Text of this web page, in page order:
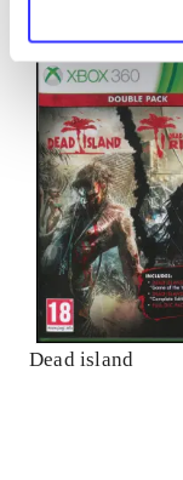
Dead island